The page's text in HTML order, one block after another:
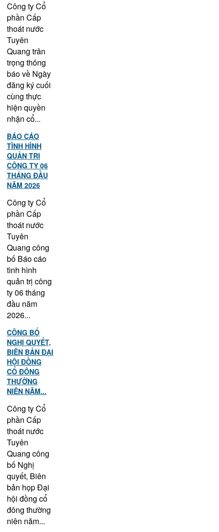
Công ty Cổ
phần Cấp
thoát nước
Tuyên
Quang trân
trọng thông
báo về Ngày
đăng ký cuối
cùng thực
hiện quyền
nhận cổ...
BÁO CÁO
TÌNH HÌNH
QUẢN TRỊ
CÔNG TY 06
THÁNG ĐẦU
NĂM 2026
Công ty Cổ
phần Cấp
thoát nước
Tuyên
Quang công
bố Báo cáo
tình hình
quản trị công
ty 06 tháng
đầu năm
2026...
CÔNG BỐ
NGHỊ QUYẾT,
BIÊN BẢN ĐẠI
HỘI ĐỒNG
CỔ ĐÔNG
THƯỜNG
NIÊN NĂM...
Công ty Cổ
phần Cấp
thoát nước
Tuyên
Quang công
bố Nghị
quyết, Biên
bản họp Đại
hội đồng cổ
đông thường
niên năm...